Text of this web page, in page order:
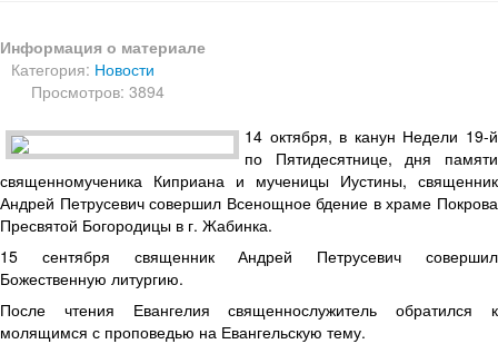
Информация о материале
Категория: Новости
Просмотров: 3894
14 октября, в канун Недели 19-й
по Пятидесятнице, дня памяти
священномученика Киприана и мученицы Иустины, священник
Андрей Петрусевич совершил Всенощное бдение в храме Покрова
Пресвятой Богородицы в г. Жабинка.
15 сентября священник Андрей Петрусевич совершил
Божественную литургию.
После чтения Евангелия священнослужитель обратился к
молящимся с проповедью на Евангельскую тему.